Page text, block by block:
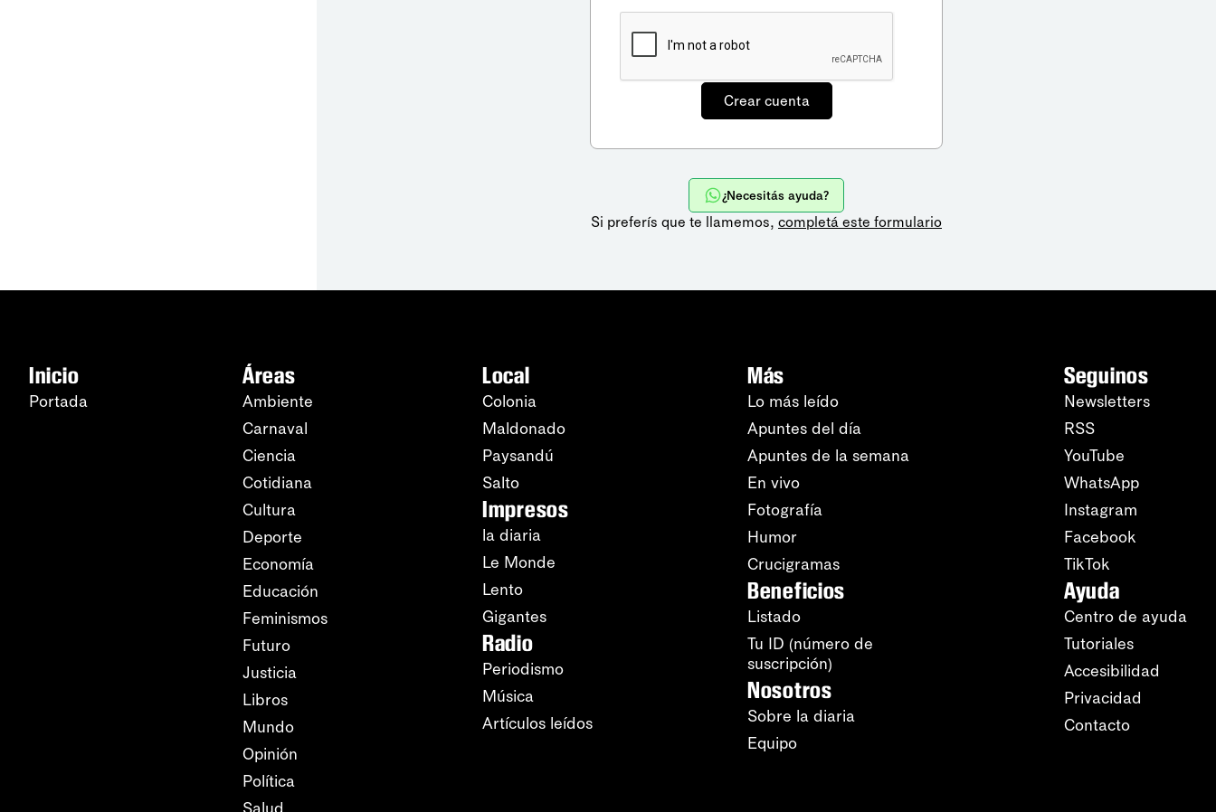
¿Necesitás ayuda?
Si preferís que te llamemos, completá este formulario
Inicio
Portada
Áreas
Ambiente
Carnaval
Ciencia
Cotidiana
Cultura
Deporte
Economía
Educación
Feminismos
Futuro
Justicia
Libros
Mundo
Opinión
Política
Local
Colonia
Maldonado
Paysandú
Salto
Impresos
la diaria
Le Monde
Lento
Gigantes
Radio
Periodismo
Música
Artículos leídos
Más
Lo más leído
Apuntes del día
Apuntes de la semana
En vivo
Fotografía
Humor
Crucigramas
Beneficios
Listado
Tu ID (número de
suscripción)
Nosotros
Sobre la diaria
Equipo
Seguinos
Newsletters
RSS
YouTube
WhatsApp
Instagram
Facebook
TikTok
Ayuda
Centro de ayuda
Tutoriales
Accesibilidad
Privacidad
Contacto